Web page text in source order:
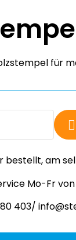
für
bestellt, am
Mo-Fr
403/